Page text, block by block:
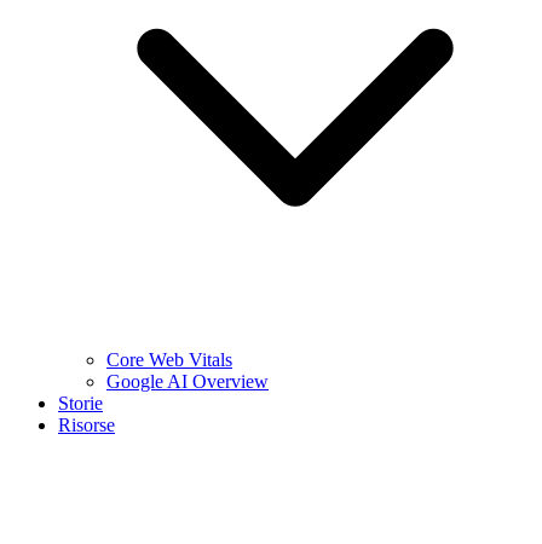
Core Web Vitals
Google AI Overview
Storie
Risorse